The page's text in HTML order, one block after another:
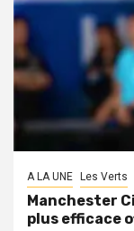
A LA UNE Les Verts
Manchester
plus efficace